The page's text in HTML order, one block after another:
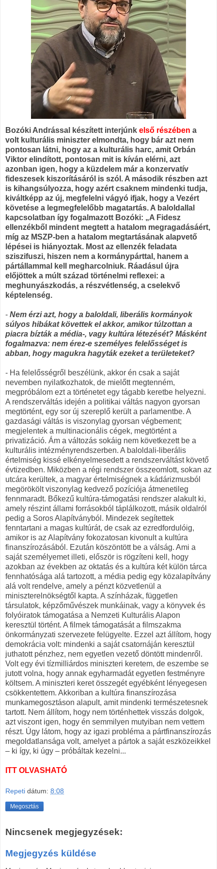
Bozóki Andrással készített interjúnk első részében a
volt kulturális miniszter elmondta, hogy bár azt nem
pontosan látni, hogy az a kulturális harc, amit Orbán
Viktor elindított, pontosan mit is kíván elérni, azt
azonban igen, hogy a küzdelem már a konzervatív
fideszesek kiszorításáról is szól. A második részben azt
is kihangsúlyozza, hogy azért csaknem mindenki tudja,
kiváltképp az új, megfelelni vágyó ifjak, hogy a Vezért
követése a legmegfelelőbb magatartás. A baloldallal
kapcsolatban így fogalmazott Bozóki: „A Fidesz
ellenzékből mindent megtett a hatalom megragadásáért,
míg az MSZP-ben a hatalom megtartásának alapvető
lépései is hiányoztak. Most az ellenzék feladata
sziszifuszi, hiszen nem a kormánypárttal, hanem a
pártállammal kell megharcolniuk. Ráadásul újra
előjöttek a múlt század történelmi reflexei: a
meghunyászkodás, a részvétlenség, a cselekvő
képtelenség.
- Nem érzi azt, hogy a baloldali, liberális kormányok
súlyos hibákat követtek el akkor, amikor túlzottan a
piacra bízták a média-, vagy kultúra létezését? Másként
fogalmazva: nem érez-e személyes felelősséget is
abban, hogy magukra hagyták ezeket a területeket?
- Ha felelősségről beszélünk, akkor én csak a saját
nevemben nyilatkozhatok, de mielőtt megtenném,
megpróbálom ezt a történetet egy tágabb keretbe helyezni.
A rendszerváltás idején a politikai váltás nagyon gyorsan
megtörtént, egy sor új szereplő került a parlamentbe. A
gazdasági váltás is viszonylag gyorsan végbement;
megjelentek a multinacionális cégek, megtörtént a
privatizáció. Ám a változás sokáig nem következett be a
kulturális intézményrendszerben. A baloldali-liberális
értelmiség kissé elkényelmesedett a rendszerváltást követő
évtizedben. Miközben a régi rendszer összeomlott, sokan az
utcára kerültek, a magyar értelmiségnek a kádárizmusból
megörökölt viszonylag kedvező pozíciója átmenetileg
fennmaradt. Bőkezű kultúra-támogatási rendszer alakult ki,
amely részint állami forrásokból táplálkozott, másik oldalról
pedig a Soros Alapítványból. Mindezek segítettek
fenntartani a magas kultúrát, de csak az ezredfordulóig,
amikor is az Alapítvány fokozatosan kivonult a kultúra
finanszírozásából. Ezután köszöntött be a válság. Ami a
saját személyemet illeti, először is rögzíteni kell, hogy
azokban az években az oktatás és a kultúra két külön tárca
fennhatósága alá tartozott, a média pedig egy közalapítvány
alá volt rendelve, amely a pénzt közvetlenül a
miniszterelnökségtől kapta. A színházak, független
társulatok, képzőművészek munkáinak, vagy a könyvek és
folyóiratok támogatása a Nemzeti Kulturális Alapon
keresztül történt. A filmek támogatását a filmszakma
önkormányzati szervezete felügyelte. Ezzel azt állítom, hogy
demokrácia volt: mindenki a saját csatornáján keresztül
juthatott pénzhez, nem egyetlen vezető döntött mindenről.
Volt egy évi tízmilliárdos miniszteri keretem, de eszembe se
jutott volna, hogy annak egyharmadát egyetlen festményre
költsem. A miniszteri keret összegét egyébként lényegesen
csökkentettem. Akkoriban a kultúra finanszírozása
munkamegosztáson alapult, amit mindenki természetesnek
tartott. Nem állítom, hogy nem történhettek visszás dolgok,
azt viszont igen, hogy én semmilyen mutyiban nem vettem
részt. Úgy látom, hogy az igazi probléma a pártfinanszírozás
megoldatlansága volt, amelyet a pártok a saját eszközeikkel
– ki így, ki úgy – próbáltak kezelni...
ITT OLVASHATÓ
Repeti dátum: 8:08
Megosztás
Nincsenek megjegyzések:
Megjegyzés küldése